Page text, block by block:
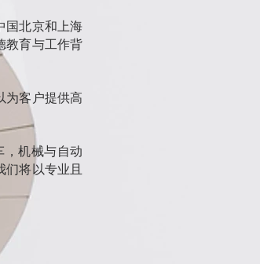
国北京和上海
教育与工作背
为客户提供高
机械与自动
将以专业且